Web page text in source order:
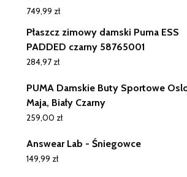
749,99 zł
Płaszcz zimowy damski Puma ESS
PADDED czarny 58765001
284,97 zł
PUMA Damskie Buty Sportowe
Maja, Biały Czarny
259,00 zł
Answear Lab - Śniegowce
149,99 zł